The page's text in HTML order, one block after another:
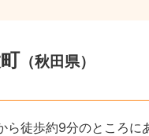
（秋田県）
徒歩約9分のところに